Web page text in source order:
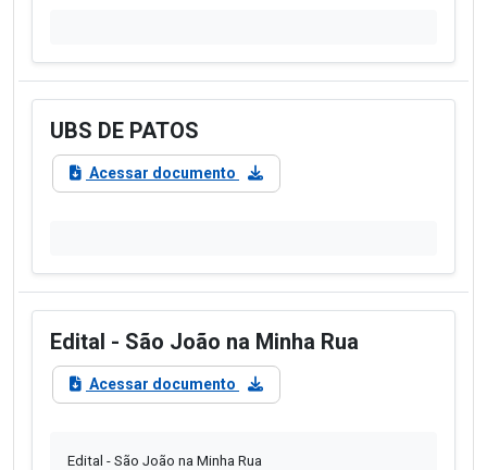
UBS DE PATOS
Acessar documento
Edital - São João na Minha Rua
Acessar documento
Edital - São João na Minha Rua